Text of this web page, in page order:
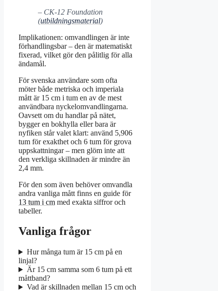
– CK-12 Foundation
(utbildningsmaterial)
Implikationen: omvandlingen är inte
förhandlingsbar – den är matematiskt
fixerad, vilket gör den pålitlig för alla
ändamål.
För svenska användare som ofta
möter både metriska och imperiala
mått är 15 cm i tum en av de mest
användbara nyckelomvandlingarna.
Oavsett om du handlar på nätet,
bygger en bokhylla eller bara är
nyfiken står valet klart: använd 5,906
tum för exakthet och 6 tum för grova
uppskattningar – men glöm inte att
den verkliga skillnaden är mindre än
2,4 mm.
För den som även behöver omvandla
andra vanliga mått finns en guide för
13 tum i cm med exakta siffror och
tabeller.
Vanliga frågor
Hur många tum är 15 cm på en
linjal?
Är 15 cm samma som 6 tum på ett
måttband?
Vad är skillnaden mellan 15 cm och